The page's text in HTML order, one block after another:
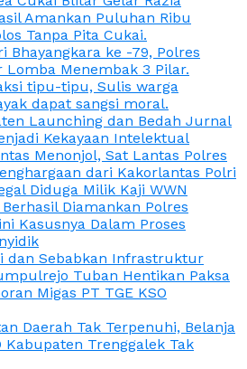
Amankan Puluhan Ribu
Tanpa Pita Cukai.
Bhayangkara ke -79, Polres
Lomba Menembak 3 Pilar.
tipu-tipu, Sulis warga
dapat sangsi moral.
Launching dan Bedah Jurnal
Kekayaan Intelektual
Menonjol, Sat Lantas Polres
dari Kakorlantas Polri
Diduga Milik Kaji WWN
Diamankan Polres
Kasusnya Dalam Proses
dan Sebabkan Infrastruktur
Tuban Hentikan Paksa
Migas PT TGE KSO
Daerah Tak Terpenuhi, Belanja
Kabupaten Trenggalek Tak